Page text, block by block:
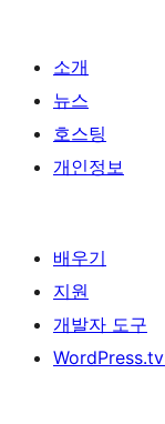
소개
뉴스
호스팅
개인정보
배우기
지원
개발자 도구
WordPress.tv